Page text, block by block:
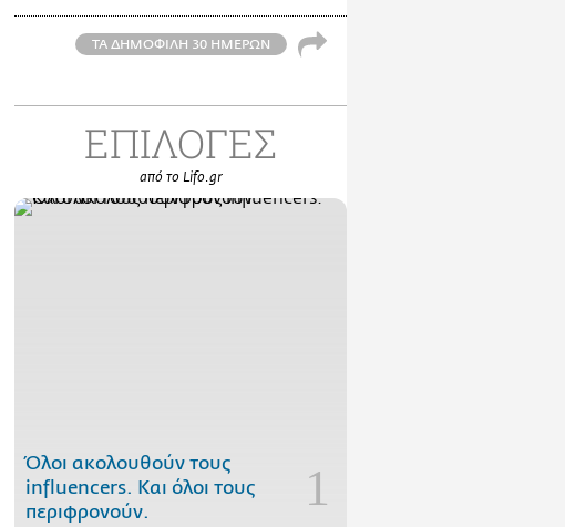
ΤΑ ΔΗΜΟΦΙΛΗ 30 ΗΜΕΡΩΝ
ΕΠΙΛΟΓΕΣ
από το Lifo.gr
Όλοι ακολουθούν τους
influencers. Και όλοι τους
περιφρονούν.